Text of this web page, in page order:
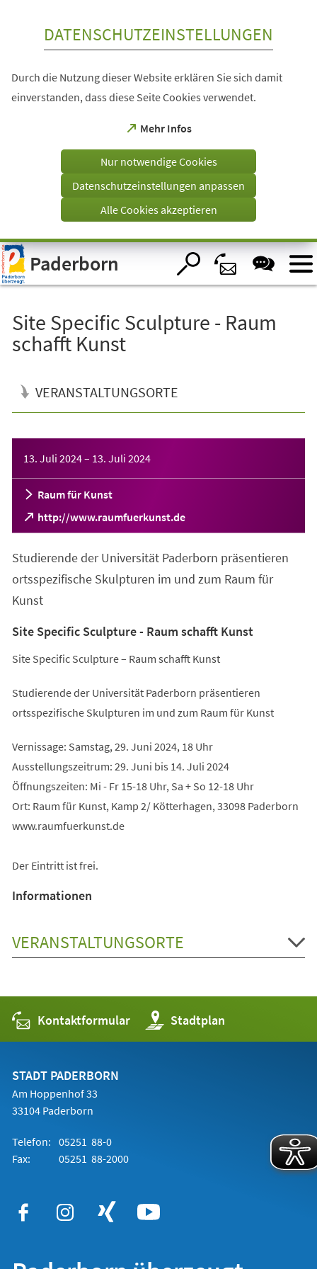
Visuelle
Assistenzsoftware
öffnen.
DATENSCHUTZEINSTELLUNGEN
Durch die Nutzung dieser Website erklären Sie sich damit
einverstanden, dass diese Seite Cookies verwendet.
Mehr Infos
(Öffnet
einem
Tab)
Nur notwendige Cookies
Datenschutzeinstellungen anpassen
Alle Cookies akzeptieren
Paderborn
Site Specific Sculpture - Raum
schafft Kunst
VERANSTALTUNGSORTE
13. Juli 2024– 13. Juli 2024
Raum für Kunst
http://www.raumfuerkunst.de
(Öffnet
in
neuen
Tab)
Studierende der Universität Paderborn präsentieren
ortsspezifische Skulpturen im und zum Raum für
Kunst
Site Specific Sculpture - Raum schafft Kunst
Site Specific Sculpture – Raum schafft Kunst
Studierende der Universität Paderborn präsentieren
ortsspezifische Skulpturen im und zum Raum für Kunst
Vernissage: Samstag, 29. Juni 2024, 18 Uhr
Ausstellungszeitrum: 29. Juni bis 14. Juli 2024
Öffnungszeiten: Mi - Fr 15-18 Uhr, Sa + So 12-18 Uhr
Ort: Raum für Kunst, Kamp 2/ Kötterhagen, 33098 Paderborn
www.raumfuerkunst.de
Der Eintritt ist frei.
Informationen
VERANSTALTUNGSORTE
Kontaktformular Stadtplan
(Öffnet
in
einem
STADT PADERBORN
Am Hoppenhof 33
33104 Paderborn
Telefon: 05251 88-0
Fax:
05251 88-2000